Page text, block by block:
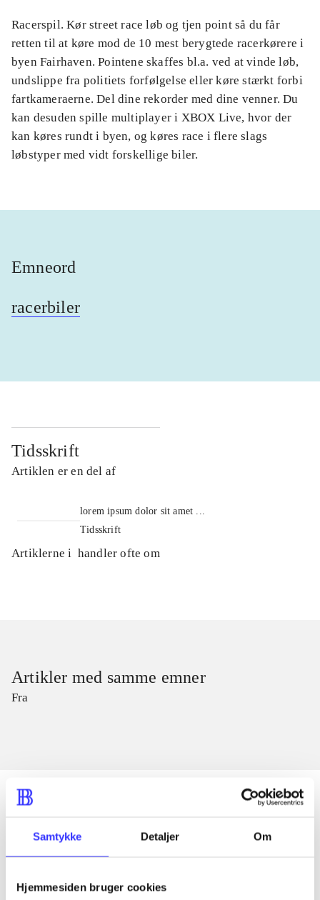
Samtykke Detaljer Om
Hjemmesiden bruger cookies
Racerspil. Kør street race løb og tjen point så du får
retten til at køre mod de 10 mest berygtede racerkørere i
byen Fairhaven. Pointene skaffes bl.a. ved at vinde løb,
undslippe fra politiets forfølgelse eller køre stærkt forbi
fartkameraerne. Del dine rekorder med dine venner. Du
kan desuden spille multiplayer i XBOX Live, hvor der
kan køres rundt i byen, og køres race i flere slags
løbstyper med vidt forskellige biler.
Emneord
racerbiler
Tidsskrift
Artiklen er en del af
lorem ipsum dolor sit amet ...
Tidsskrift
Artiklerne i handler ofte om
Artikler med samme emner
Fra
Artikler
Alle registrerede artikler fordelt på udgivelser